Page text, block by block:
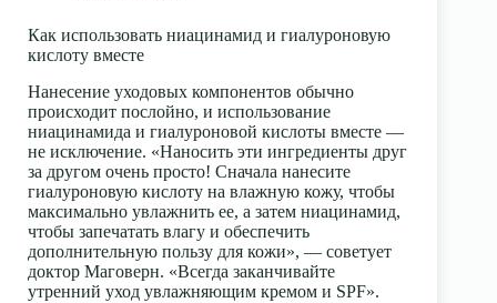
Как использовать ниацинамид и гиалуроновую
кислоту вместе
Нанесение уходовых компонентов обычно
происходит послойно, и использование
ниацинамида и гиалуроновой кислоты вместе —
не исключение. «Наносить эти ингредиенты друг
за другом очень просто! Сначала нанесите
гиалуроновую кислоту на влажную кожу, чтобы
максимально увлажнить ее, а затем ниацинамид,
чтобы запечатать влагу и обеспечить
дополнительную пользу для кожи», — советует
доктор Маговерн. «Всегда заканчивайте
утренний уход увлажняющим кремом и SPF».